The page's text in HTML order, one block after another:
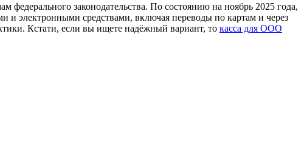
федерального законодательства. По состоянию на ноябрь 2025 года,
и электронными средствами, включая переводы по картам и через
Кстати, если вы ищете надёжный вариант, то касса для ООО